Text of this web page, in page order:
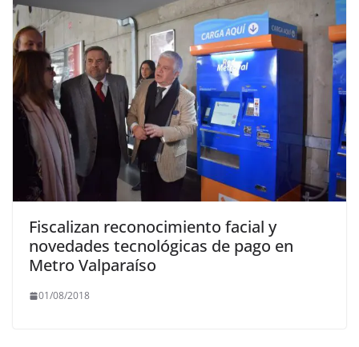
Fiscalizan reconocimiento facial y
novedades tecnológicas de pago en
Metro Valparaíso
01/08/2018